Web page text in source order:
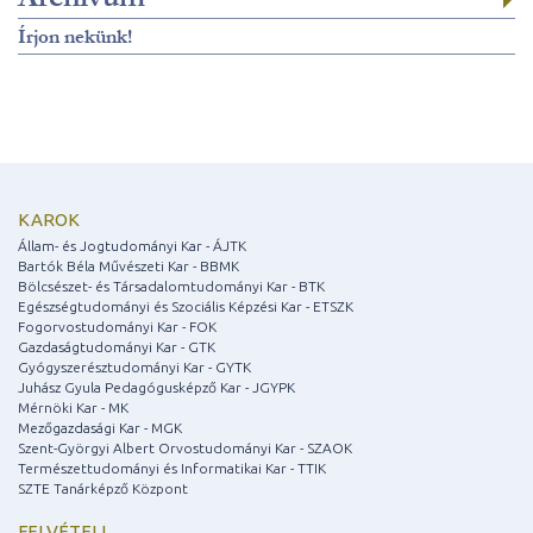
Írjon nekünk!
KAROK
Állam- és Jogtudományi Kar - ÁJTK
Bartók Béla Művészeti Kar - BBMK
Bölcsészet- és Társadalomtudományi Kar - BTK
Egészségtudományi és Szociális Képzési Kar - ETSZK
Fogorvostudományi Kar - FOK
Gazdaságtudományi Kar - GTK
Gyógyszerésztudományi Kar - GYTK
Juhász Gyula Pedagógusképző Kar - JGYPK
Mérnöki Kar - MK
Mezőgazdasági Kar - MGK
Szent-Györgyi Albert Orvostudományi Kar - SZAOK
Természettudományi és Informatikai Kar - TTIK
SZTE Tanárképző Központ